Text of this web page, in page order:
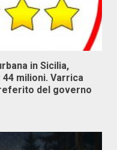
in Sicilia,
milioni. Varrica
del governo